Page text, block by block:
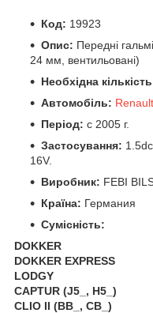
Код: 19923
Опис: Передні
24 мм, вентильовані)
Необхідна
Автомобіль:
Період: c 2005 г.
Застосування:
16V.
Виробник: FEBI
Країна: Германия
Сумісність:
DOKKER
DOKKER EXPRESS
LODGY
CAPTUR (J5_, H5_)
CLIO II (BB_, CB_)